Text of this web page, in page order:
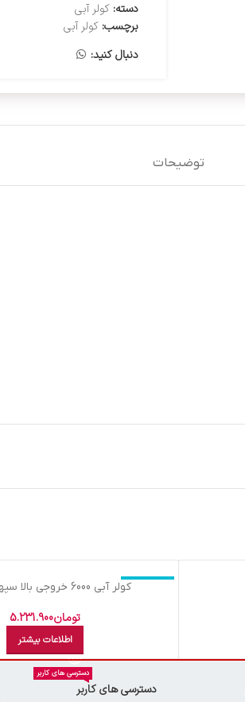
دسته: کولر آبی
برچسب: کولر آبی
دنبال کنید:
توضیحات
اتمام موجودیکولر آبي 6000 خروجي بالا سپهرالکتريک
تومان5.231.900
اطلاعات بیشتر
دسترسی های کاربر
دسترسی های کاربر